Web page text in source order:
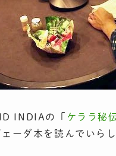
INDIAの「 ケララ秘
ーダ本を読んでいら